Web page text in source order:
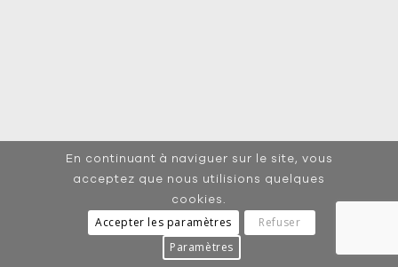
En continuant à naviguer sur le site, vous
acceptez que nous utilisions quelques
cookies.
Accepter les paramètres
Refuser
Paramètres